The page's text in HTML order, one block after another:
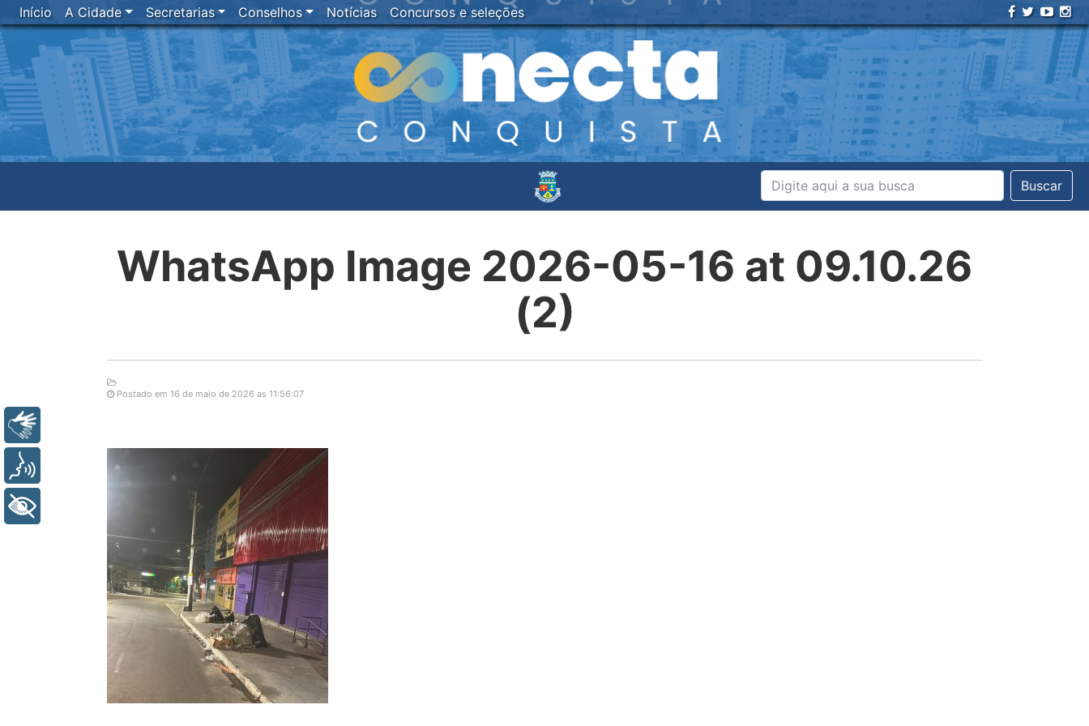
Início A Cidade Secretarias Conselhos Notícias Concursos e seleções
Buscar
WhatsApp Image 2026-05-16 at 09.10.26
(2)
Postado em 16 de maio de 2026 as 11:56:07